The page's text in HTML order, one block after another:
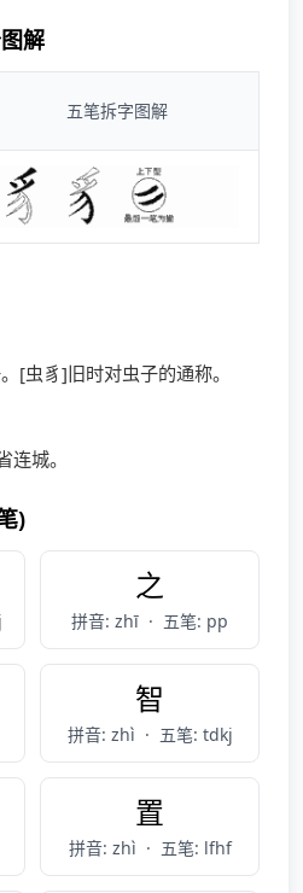
解
五笔拆字图解
[虫豸]旧时对虫子的通称。
城。
)
之
拼音: zhī · 五笔: pp
智
拼音: zhì · 五笔: tdkj
置
拼音: zhì · 五笔: lfhf